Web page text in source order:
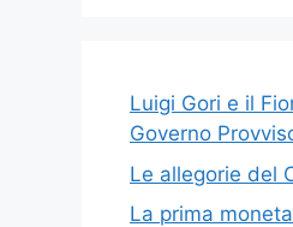
Luigi Gori e il
Governo
Le allegorie del
La prima